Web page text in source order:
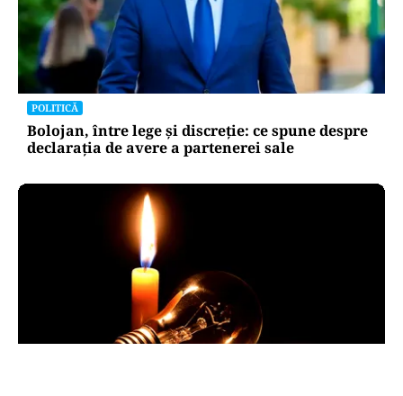
POLITICĂ
Bolojan, între lege și discreție: ce spune despre
declarația de avere a partenerei sale